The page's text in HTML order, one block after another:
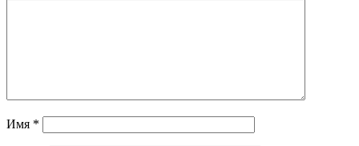
Имя *